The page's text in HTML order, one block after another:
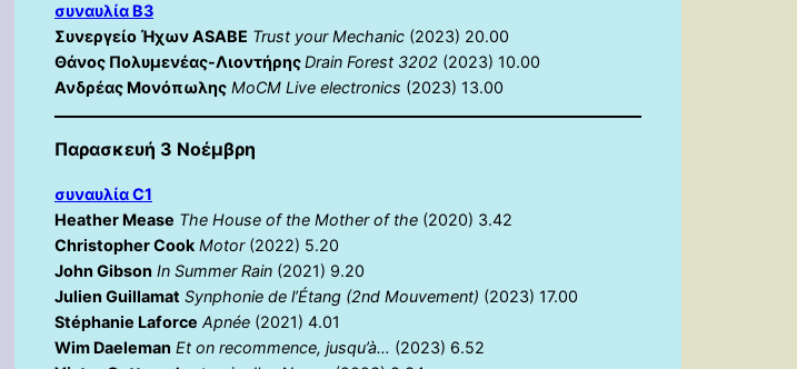
συναυλία Β3
Συνεργείο Ήχων ASABE Trust your Mechanic (2023) 20.00
Θάνος Πολυμενέας-ΛιοντήρηςDrain Forest 3202 (2023) 10.00
Ανδρέας Μονόπωλης MoCM Live electronics (2023) 13.00
Παρασκευή 3 Νοέμβρη
συναυλία C1
Heather Mease The House of the Mother of the (2020) 3.42
Christopher Cook Motor(2022) 5.20
John Gibson In Summer Rain (2021) 9.20
Julien Guillamat Synphonie de l’Étang (2nd Mouvement) (2023) 17.00
Stéphanie Laforce Apnée (2021) 4.01
Wim Daeleman Et on recommence, jusqu’à… (2023) 6.52